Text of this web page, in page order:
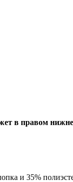
в правом
и 35%